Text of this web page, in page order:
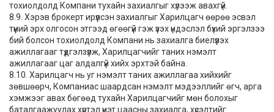
тохиолдолд Компани тухайн захиалгыг хүлээж авахгүй.
8.9. Хэрэв брокерт ирүүлсэн захиалгыг Харилцагч өөрөө эсвэл
түүний эрх олгосон этгээд өгөөгүй гэж үзэх үндэслэл бүхий эргэлзээ
бий болсон тохиолдолд Компани нь захиалга биелүүлэх
ажиллагааг түдгэлзүүлж, Харилцагчийг таних нэмэлт
ажиллагааг цаг алдалгүй хийх эрхтэй байна.
8.10. Харилцагч нь уг нэмэлт таних ажиллагаа хийхийг
зөвшөөрч, Компаниас шаардсан нэмэлт мэдээллийг өгч, арга
хэмжээг авах бөгөөд тухайн Харилцагчийг мөн болохыг
баталгаажуулах хүртэл үнэт цаасны захиалга, хүсэлтийг